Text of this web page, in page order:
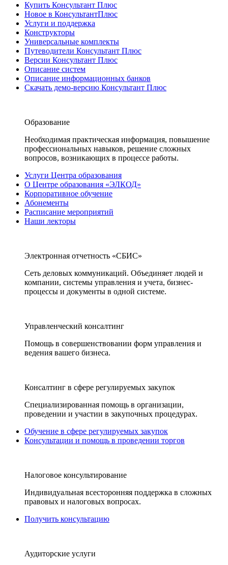
Купить Консультант Плюс
Новое в КонсультантПлюс
Услуги и поддержка
Конструкторы
Универсальные комплекты
Путеводители Консультант Плюс
Версии Консультант Плюс
Описание систем
Описание информационных банков
Скачать демо-версию Консультант Плюс
Образование
Необходимая практическая информация, повышение
профессиональных навыков, решение сложных
вопросов, возникающих в процессе работы.
Услуги Центра образования
О Центре образования «ЭЛКОД»
Корпоративное обучение
Абонементы
Расписание мероприятий
Наши лекторы
Электронная отчетность «СБИС»
Сеть деловых коммуникаций. Объединяет людей и
компании, системы управления и учета, бизнес-
процессы и документы в одной системе.
Управленческий консалтинг
Помощь в совершенствовании форм управления и
ведения вашего бизнеса.
Консалтинг в сфере регулируемых закупок
Специализированная помощь в организации,
проведении и участии в закупочных процедурах.
Обучение в сфере регулируемых закупок
Консультации и помощь в проведении торгов
Налоговое консультирование
Индивидуальная всесторонняя поддержка в сложных
правовых и налоговых вопросах.
Получить консультацию
Аудиторские услуги